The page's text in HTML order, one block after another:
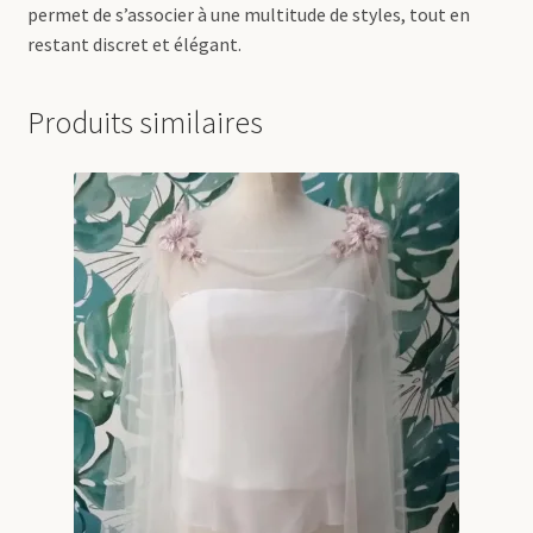
permet de s’associer à une multitude de styles, tout en
restant discret et élégant.
Produits similaires